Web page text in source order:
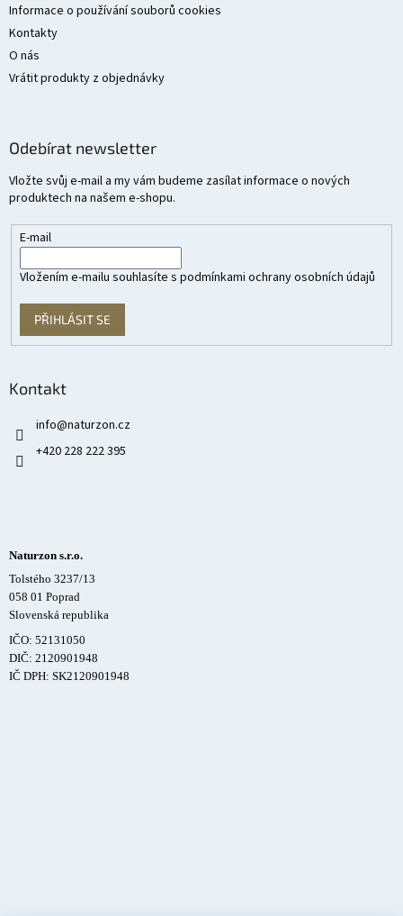
Informace o používání souborů cookies
Kontakty
O nás
Vrátit produkty z objednávky
Odebírat newsletter
Vložte svůj e-mail a my vám budeme zasílat informace o nových
produktech na našem e-shopu.
E-mail
Vložením e-mailu souhlasíte s podmínkami ochrany osobních údajů
PŘIHLÁSIT SE
Kontakt
info@naturzon.cz
+420 228 222 395
Naturzon s.r.o.
Tolstého 3237/13
058 01 Poprad
Slovenská republika
IČO: 52131050
DIČ: 2120901948
IČ DPH: SK2120901948